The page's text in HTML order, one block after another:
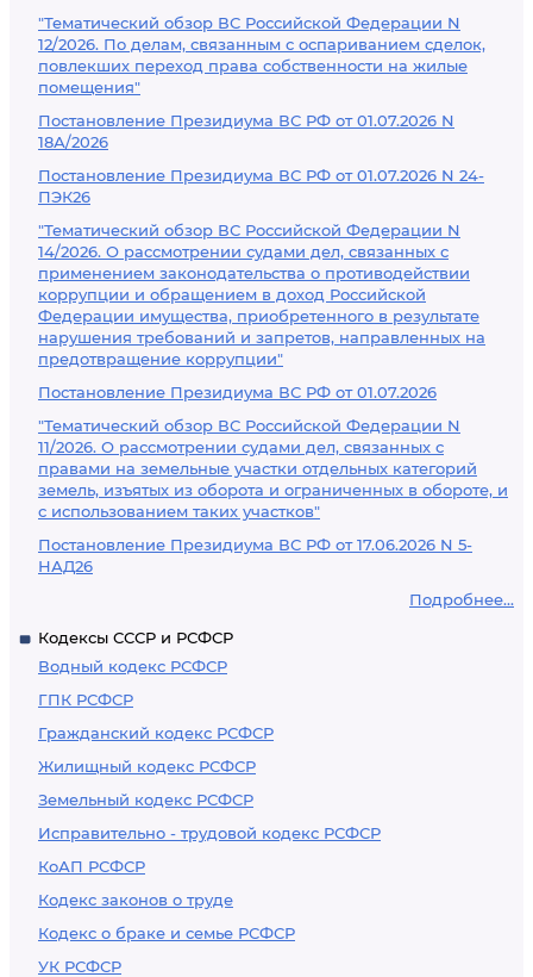
"Тематический обзор ВС Российской Федерации N
12/2026. По делам, связанным с оспариванием сделок,
повлекших переход права собственности на жилые
помещения"
Постановление Президиума ВС РФ от 01.07.2026 N
18А/2026
Постановление Президиума ВС РФ от 01.07.2026 N 24-
ПЭК26
"Тематический обзор ВС Российской Федерации N
14/2026. О рассмотрении судами дел, связанных с
применением законодательства о противодействии
коррупции и обращением в доход Российской
Федерации имущества, приобретенного в результате
нарушения требований и запретов, направленных на
предотвращение коррупции"
Постановление Президиума ВС РФ от 01.07.2026
"Тематический обзор ВС Российской Федерации N
11/2026. О рассмотрении судами дел, связанных с
правами на земельные участки отдельных категорий
земель, изъятых из оборота и ограниченных в обороте, и
с использованием таких участков"
Постановление Президиума ВС РФ от 17.06.2026 N 5-
НАД26
Подробнее...
Кодексы СССР и РСФСР
Водный кодекс РСФСР
ГПК РСФСР
Гражданский кодекс РСФСР
Жилищный кодекс РСФСР
Земельный кодекс РСФСР
Исправительно - трудовой кодекс РСФСР
КоАП РСФСР
Кодекс законов о труде
Кодекс о браке и семье РСФСР
УК РСФСР